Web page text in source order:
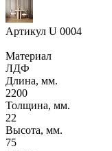
Артикул U 0004
Материал
ЛДФ
Длина, мм.
2200
Толщина, мм.
22
Высота, мм.
75